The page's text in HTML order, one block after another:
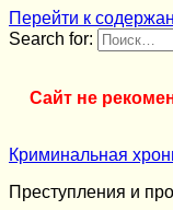
Перейти к
Search for:
Сайт не
Криминальная
Преступления и